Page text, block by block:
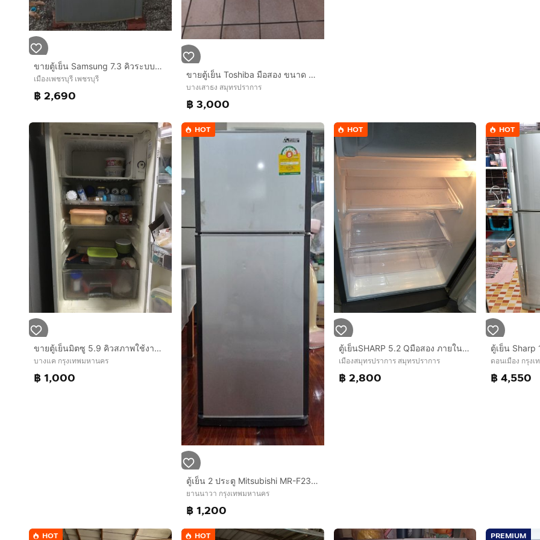
ขายตู้เย็น Samsung 7.3 คิวระบบละลายน้ำแข็งอัตโนมัติ พร้อมของแถมพัดลม Hatari ตัวใหญ่ๆ 2 ตัว ของใช้งานได้ปกติดีทั้งหมด
เมืองเพชรบุรี เพชรบุรี
฿ 2,690
ขายตู้เย็น Toshiba มือสอง ขนาด 6.2 คิว
บางเสาธง สมุทรปราการ
฿ 3,000
ขายตู้เย็นมิตซู 5.9 คิวสภาพใช้งานปกติ
บางแค กรุงเทพมหานคร
฿ 1,000
HOT
ตู้เย็น 2 ประตู Mitsubishi MR-F23G-SL ขนาด 7 คิว
ยานนาวา กรุงเทพมหานคร
฿ 1,200
HOT
ตู้เย็นSHARP 5.2 Qมือสอง ภายในสภาพใหม่นะ
เมืองสมุทรปราการ สมุทรปราการ
฿ 2,800
HOT
ดอนเมือง กรุง
฿ 4,550
HOT HOT PREMIUM